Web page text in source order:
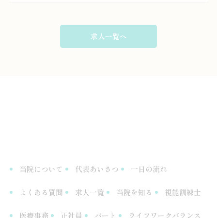
求人一覧へ
当院について 代表あいさつ 一日の流れ
よくある質問 求人一覧 当院を知る 視能訓練士
医療事務 正社員 パート ライフワークバランス